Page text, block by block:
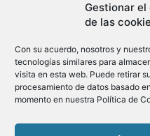
Gestionar
de las
Con su acuerdo, nosotros y
tecnologías similares para
visita en esta web. Puede retirar
procesamiento de datos basado
momento en nuestra Política de
Aviso legal